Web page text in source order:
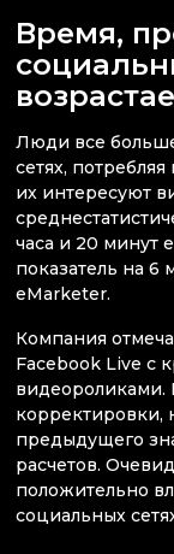
Время,
Люди все
сетях,
их интересуют
часа и 20 минут
показатель на
eMarketer.
Компания
Facebook Live с
видеороликами.
корректировки,
предыдущего
расчетов.
положительно
социальных